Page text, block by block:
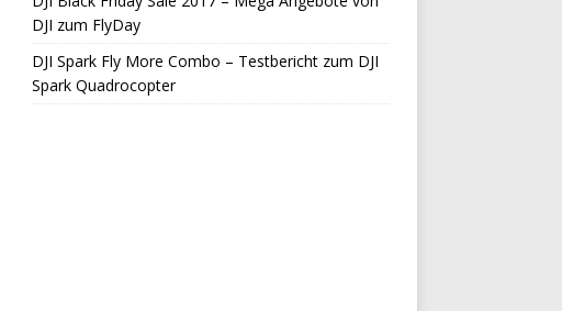
DJI zum FlyDay
DJI Spark Fly More Combo – Testbericht zum DJI
Spark Quadrocopter